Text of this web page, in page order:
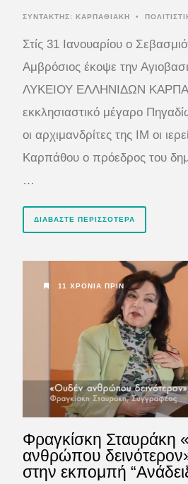
ΣΥΝΤΆΚΤΗΣ: ΚΑΡΠΑΘΙΑΚΗ •
Στίς 31 Ιανουαρίου ο
Αμβρόσιος έκοψε την
ΛΥΚΕΙΟΥ ΕΛΛΗΝΙΔΩΝ
εκκλησιαστικό μέγαρο
οι αρχιμανδρίτες της ΙΜ οι
Καρπάθου ο πρόεδρος του
…
ΔΙΑΒΆΣΤΕ ΠΕΡΙΣΣΌΤΕΡΑ
11 ΧΡΌΝΙΑ ΠΡΙΝ
Φραγκίσκη Σταυράκη
ανθρώπου
στην εκπομπή